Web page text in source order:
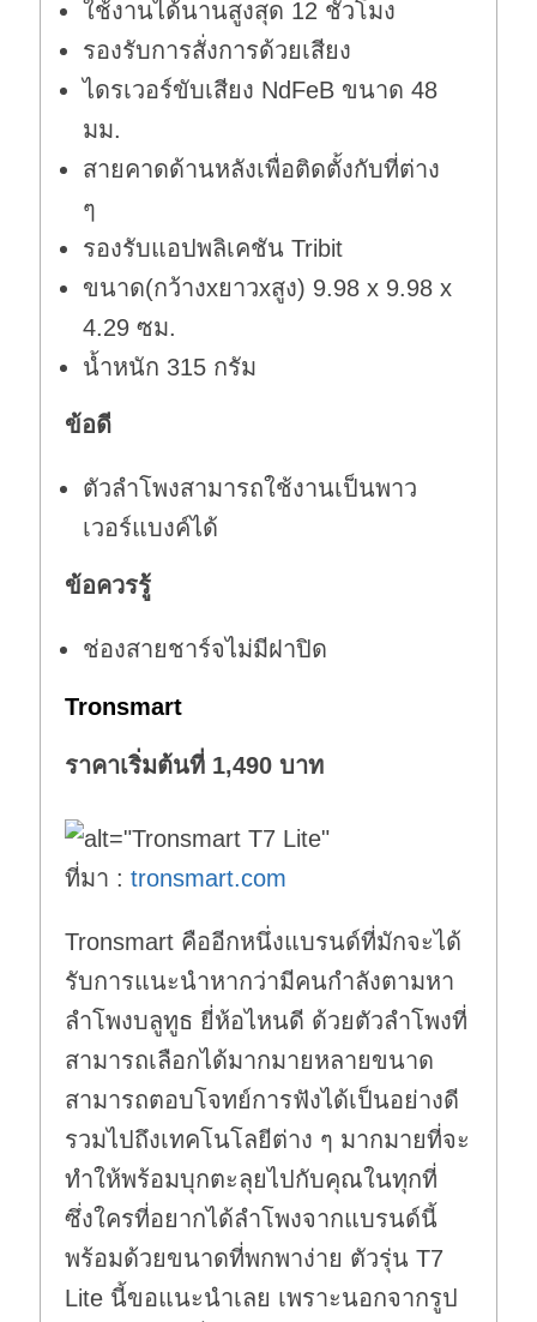
ใช้งานได้นานสูงสุด 12 ชั่วโมง
รองรับการสั่งการด้วยเสียง
ไดรเวอร์ขับเสียง NdFeB ขนาด 48
มม.
สายคาดด้านหลังเพื่อติดตั้งกับที่ต่าง
ๆ
รองรับแอปพลิเคชัน Tribit
ขนาด(กว้างxยาวxสูง) 9.98 x 9.98 x
4.29 ซม.
น้ำหนัก 315 กรัม
ข้อดี
ตัวลำโพงสามารถใช้งานเป็นพาว
เวอร์แบงค์ได้
ข้อควรรู้
ช่องสายชาร์จไม่มีฝาปิด
Tronsmart
ราคาเริ่มต้นที่ 1,490 บาท
ที่มา :tronsmart.com
Tronsmart คืออีกหนึ่งแบรนด์ที่มักจะได้
รับการแนะนำหากว่ามีคนกำลังตามหา
ลำโพงบลูทูธ ยี่ห้อไหนดี ด้วยตัวลำโพงที่
สามารถเลือกได้มากมายหลายขนาด
สามารถตอบโจทย์การฟังได้เป็นอย่างดี
รวมไปถึงเทคโนโลยีต่าง ๆ มากมายที่จะ
ทำให้พร้อมบุกตะลุยไปกับคุณในทุกที่
ซึ่งใครที่อยากได้ลำโพงจากแบรนด์นี้
พร้อมด้วยขนาดที่พกพาง่าย ตัวรุ่น T7
Lite นี้ขอแนะนำเลย เพราะนอกจากรูป